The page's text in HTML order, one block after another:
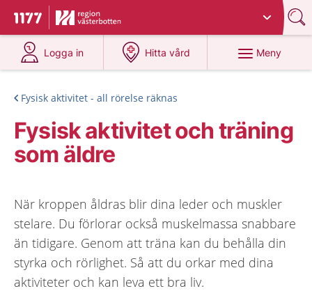
Till startsidan för 1177
Du har valt region
Logga in
på 1177.se
Hitta vård
på 1177.se
Meny
Fysisk aktivitet - all rörelse räknas
Fysisk aktivitet och träning
som äldre
När kroppen åldras blir dina leder och muskler
stelare. Du förlorar också muskelmassa snabbare
än tidigare. Genom att träna kan du behålla din
styrka och rörlighet. Så att du orkar med dina
aktiviteter och kan leva ett bra liv.